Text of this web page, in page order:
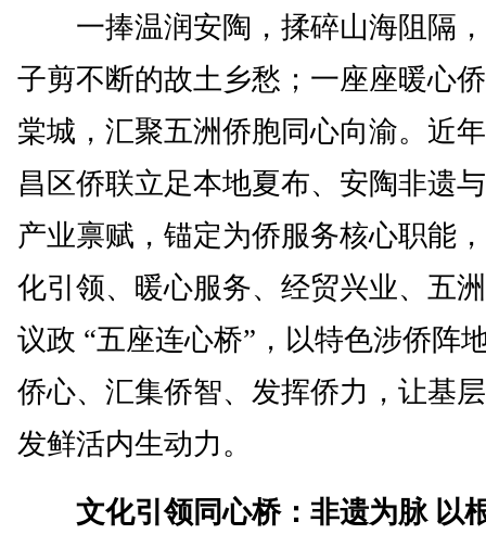
一捧温润安陶，揉碎山海阻隔，
子剪不断的故土乡愁；一座座暖心
棠城，汇聚五洲侨胞同心向渝。近
昌区侨联立足本地夏布、安陶非遗
产业禀赋，锚定为侨服务核心职能
化引领、暖心服务、经贸兴业、五
议政 “五座连心桥”，以特色涉侨阵
侨心、汇集侨智、发挥侨力，让基
发鲜活内生动力。
文化引领同心桥：非遗为脉 以